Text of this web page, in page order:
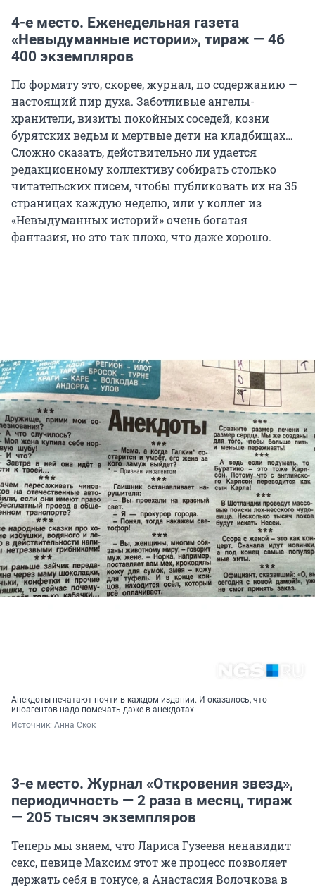
4-е место. Еженедельная газета
«Невыдуманные истории», тираж — 46
400 экземпляров
По формату это, скорее, журнал, по содержанию —
настоящий пир духа. Заботливые ангелы-
хранители, визиты покойных соседей, козни
бурятских ведьм и мертвые дети на кладбищах…
Сложно сказать, действительно ли удается
редакционному коллективу собирать столько
читательских писем, чтобы публиковать их на 35
страницах каждую неделю, или у коллег из
«Невыдуманных историй» очень богатая
фантазия, но это так плохо, что даже хорошо.
Анекдоты печатают почти в каждом издании. И оказалось, что
иноагентов надо помечать даже в анекдотах
Источник: Анна Скок
3-е место. Журнал «Откровения звезд»,
периодичность — 2 раза в месяц, тираж
— 205 тысяч экземпляров
Теперь мы знаем, что Лариса Гузеева ненавидит
секс, певице Максим этот же процесс позволяет
держать себя в тонусе, а Анастасия Волочкова в